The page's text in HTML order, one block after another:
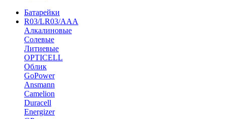
Батарейки
R03/LR03/AAA
Алкалиновые
Солевые
Литиевые
OPTICELL
Облик
GoPower
Ansmann
Camelion
Duracell
Energizer